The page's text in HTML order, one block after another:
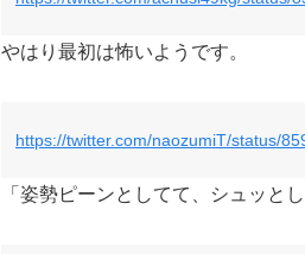
やはり最初は怖いようです。
https://twitter.com/naozumiT/status/
「姿勢ピーンとしてて、シュッと